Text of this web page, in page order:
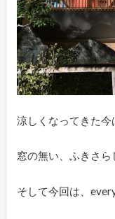
涼しくなってきた今
窓の無い、ふきさら
そして今回は、